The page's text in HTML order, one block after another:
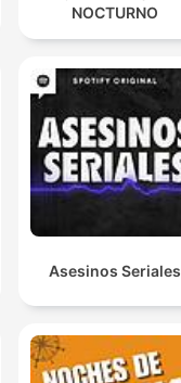
NOCTURNO
Asesinos Seriales